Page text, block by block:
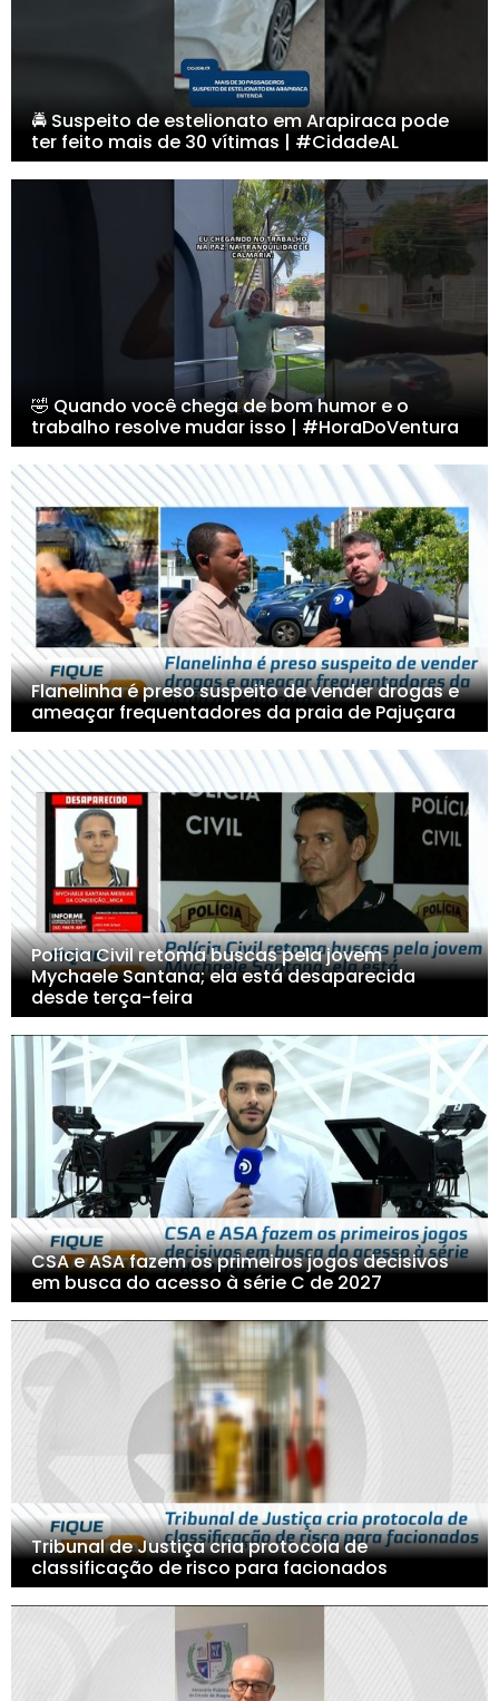
🚔 Suspeito de estelionato em Arapiraca pode
ter feito mais de 30 vítimas | #CidadeAL
🤣 Quando você chega de bom humor e o
trabalho resolve mudar isso | #HoraDoVentura
Flanelinha é preso suspeito de vender drogas e
ameaçar frequentadores da praia de Pajuçara
Polícia Civil retoma buscas pela jovem
Mychaele Santana; ela está desaparecida
desde terça-feira
CSA e ASA fazem os primeiros jogos decisivos
em busca do acesso à série C de 2027
Tribunal de Justiça cria protocola de
classificação de risco para facionados